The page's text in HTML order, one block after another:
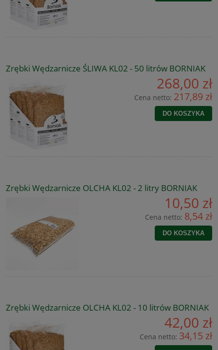
Zrębki Wędzarnicze ŚLIWA KL02 - 50 litrów BORNIAK
268,00 zł
Cena netto: 217,89 zł
DO KOSZYKA
Zrębki Wędzarnicze OLCHA KL02 - 2 litry BORNIAK
10,50 zł
Cena netto: 8,54 zł
DO KOSZYKA
Zrębki Wędzarnicze OLCHA KL02 - 10 litrów BORNIAK
42,00 zł
Cena netto: 34,15 zł